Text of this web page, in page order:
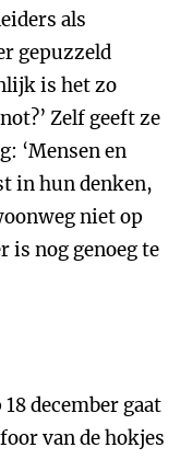
als
gepuzzeld
is het zo
Zelf geeft ze
‘Mensen en
in hun denken,
niet op
is nog genoeg te
december gaat
van de hokjes